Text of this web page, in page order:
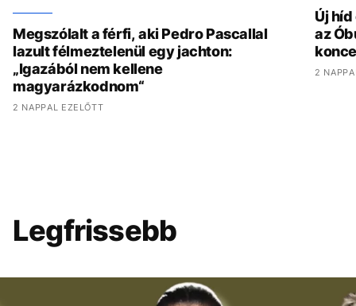
Megszólalt a férfi, aki Pedro Pascallal
lazult félmeztelenül egy jachton:
„Igazából nem kellene
magyarázkodnom“
2 NAPPAL EZELŐTT
Új
az
2
Legfrissebb